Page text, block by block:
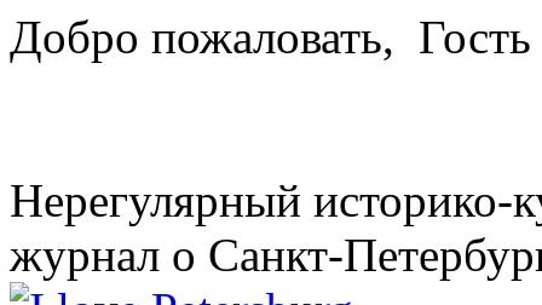
Добро пожаловать, Гость
Нерегулярный историко-
журнал о Санкт-